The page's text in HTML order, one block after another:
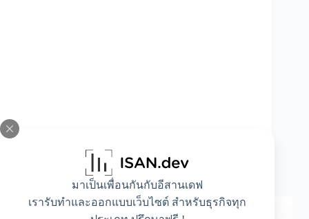
มาเป็นเพื่อนกันกับอีสานเดฟ
เรารับทำและออกแบบเว็บไซต์ สำหรับธุรกิจทุก
กำไลเพชร 1 กะรัตราคาเท่าไร ? เลือกซื้อยังไงให้